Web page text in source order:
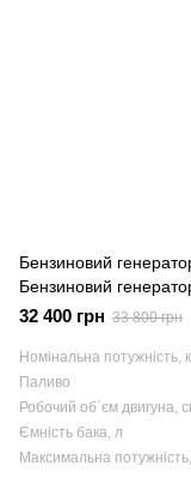
Бензиновий
Бензиновий
32 400 грн 33 800 грн
Номінальна потужність,
Паливо
Робочий об`єм двигуна,
Ємність бака, л
Максимальна